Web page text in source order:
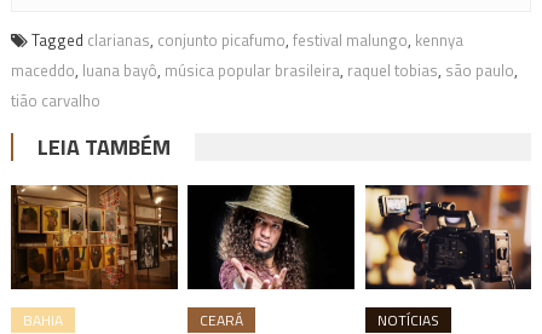
Tagged clarianas, conjunto picafumo, festival malungo, kennya
maceddo, luana bayô, música popular brasileira, raquel tobias, são paulo,
tião carvalho
LEIA TAMBÉM
BAHIA CEARÁ NOTÍCIAS